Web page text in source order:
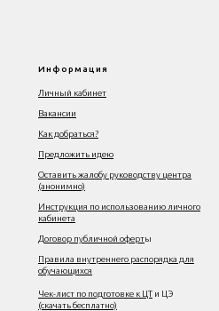
Информация
Личный кабинет
Вакансии
Как добраться?
Предложить идею
Оставить жалобу руководству центра
(анонимно)
Инструкция по использованию личного
кабинета
Договор публичной оферты
Правила внутреннего распорядка для
обучающихся
Чек-лист по подготовке к ЦТ и ЦЭ
(скачать бесплатно)